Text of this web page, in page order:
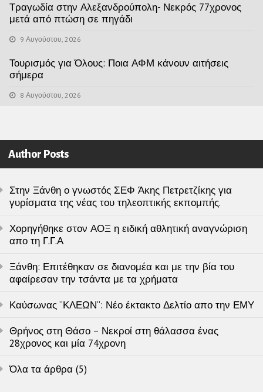
Τραγωδία στην Αλεξανδρούπολη- Νεκρός 77χρονος
μετά από πτώση σε πηγάδι
9 Αυγούστου, 2026
Τουρισμός για Όλους: Ποια ΑΦΜ κάνουν αιτήσεις
σήμερα
8 Αυγούστου, 2026
Author Posts
Στην Ξάνθη ο γνωστός ΣΕΦ Άκης Πετρετζίκης για
γυρίσματα της νέας του τηλεοπτικής εκπομπής.
Χορηγήθηκε στον ΑΟΞ η ειδική αθλητική αναγνώριση
απο τη Γ.Γ.Α
Ξάνθη: Επιτέθηκαν σε διανομέα και με την βία του
αφαίρεσαν την τσάντα με τα χρήματα
Καύσωνας “ΚΛΕΩΝ”: Νέο έκτακτο Δελτίο απο την ΕΜΥ
Θρήνος στη Θάσο – Νεκροί στη θάλασσα ένας
28χρονος και μία 74χρονη
Όλα τα άρθρα (5)